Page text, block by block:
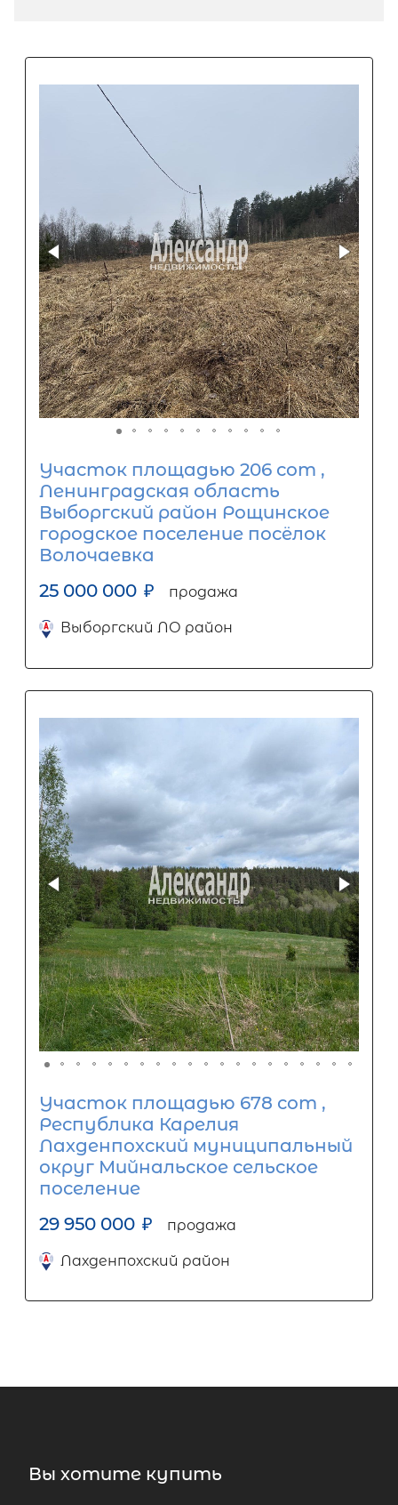
Участок площадью 206 сот ,
Ленинградская область
Выборгский район Рощинское
городское поселение посёлок
Волочаевка
25 000 000 ₽ продажа
Выборгский ЛО район
Участок площадью 678 сот ,
Республика Карелия
Лахденпохский муниципальный
округ Мийнальское сельское
поселение
29 950 000 ₽ продажа
Лахденпохский район
Вы хотите купить